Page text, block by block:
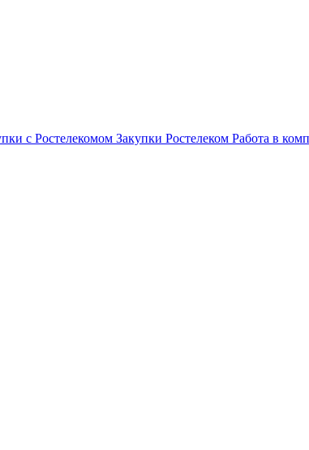
с Ростелекомом Закупки Ростелеком Работа в